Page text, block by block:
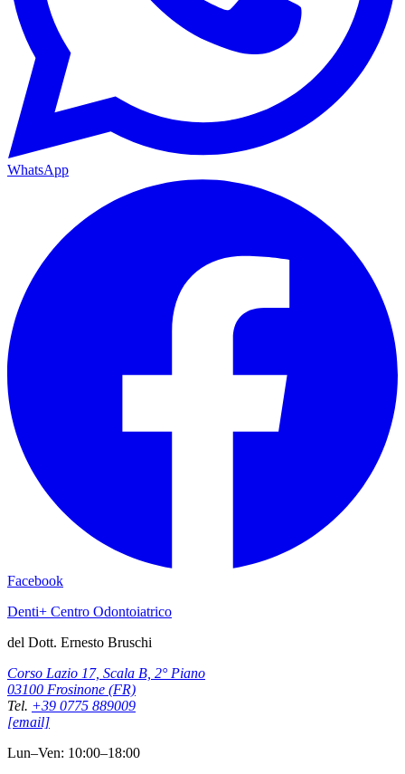
WhatsApp
Facebook
Denti+ Centro Odontoiatrico
del Dott. Ernesto Bruschi
Corso Lazio 17, Scala B, 2° Piano
03100 Frosinone (FR)
Tel. +39 0775 889009
[email]
Lun–Ven: 10:00–18:00